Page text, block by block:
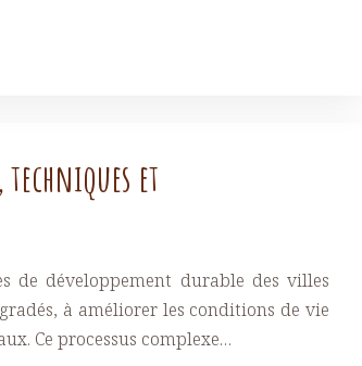
et
développement durable des villes
à améliorer les conditions de vie
Ce processus complexe…